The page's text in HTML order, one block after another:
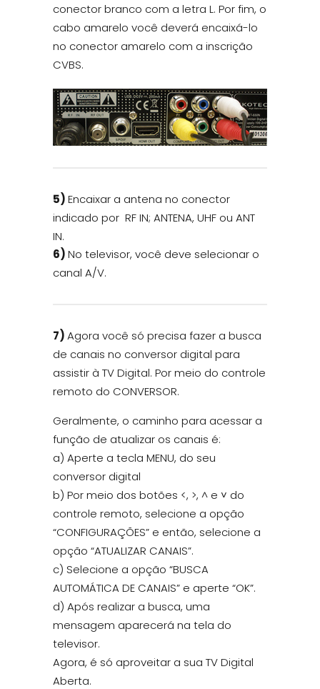
conector branco com a letra L. Por fim, o
cabo amarelo você deverá encaixá-lo
no conector amarelo com a inscrição
CVBS.
5)Encaixar a antena no conector
indicado por RF IN; ANTENA, UHF ou ANT
IN.
6)No televisor, você deve selecionar o
canal A/V.
7)Agora você só precisa fazer a busca
de canais no conversor digital para
assistir à TV Digital. Por meio do controle
remoto do CONVERSOR.
Geralmente, o caminho para acessar a
função de atualizar os canais é:
a) Aperte a tecla MENU, do seu
conversor digital
b) Por meio dos botões <, >, ^ e ˅ do
controle remoto, selecione a opção
“CONFIGURAÇÕES” e então, selecione a
opção “ATUALIZAR CANAIS”.
c) Selecione a opção “BUSCA
AUTOMÁTICA DE CANAIS” e aperte “OK”.
d) Após realizar a busca, uma
mensagem aparecerá na tela do
televisor.
Agora, é só aproveitar a sua TV Digital
Aberta.